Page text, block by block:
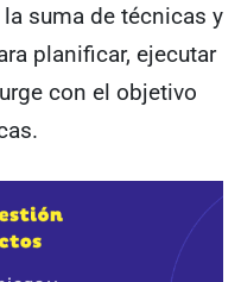
suma de técnicas y
planificar, ejecutar
con el objetivo